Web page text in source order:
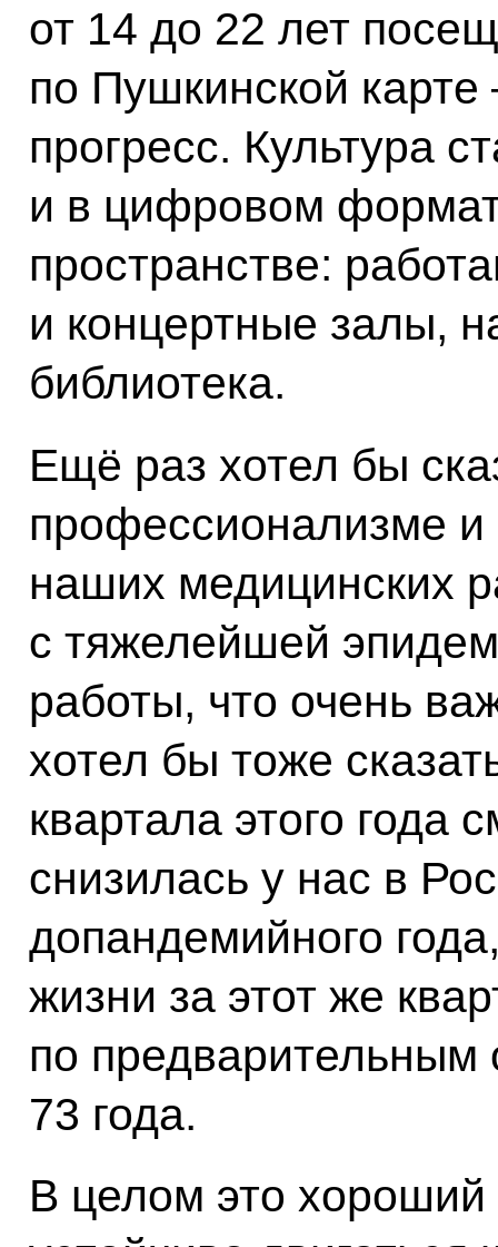
от 14 до 22 лет
по Пушкинской
прогресс. Культура
и в цифровом
пространстве:
и концертные залы,
библиотека.
Ещё раз хотел бы
профессионализме
наших медицинских
с тяжелейшей
работы, что очень
хотел бы тоже
квартала этого года
снизилась у нас в
допандемийного
жизни за этот же
по
73 года.
В целом это хороший